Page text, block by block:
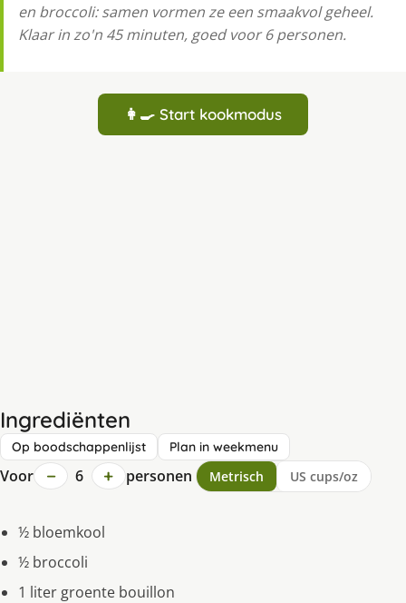
en broccoli: samen vormen ze een smaakvol geheel.
Klaar in zo'n 45 minuten, goed voor 6 personen.
👩‍🍳 Start kookmodus
Ingrediënten
Op boodschappenlijst Plan in weekmenu
Voor − 6 + personen Metrisch US cups/oz
½ bloemkool
½ broccoli
1 liter groente bouillon